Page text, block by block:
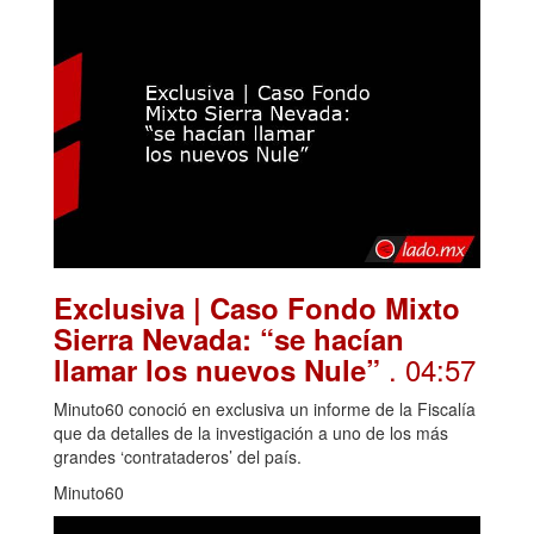
Exclusiva | Caso Fondo Mixto
Sierra Nevada: “se hacían
llamar los nuevos Nule” . 04:57
Minuto60 conoció en exclusiva un informe de la Fiscalía
que da detalles de la investigación a uno de los más
grandes ‘contrataderos’ del país.
Minuto60